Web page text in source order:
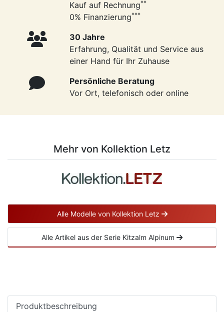
Kauf auf Rechnung**
0% Finanzierung***
30 Jahre
Erfahrung, Qualität und Service aus
einer Hand für Ihr Zuhause
Persönliche Beratung
Vor Ort, telefonisch oder online
Mehr von Kollektion Letz
Alle Modelle von Kollektion Letz
Alle Artikel aus der Serie Kitzalm Alpinum
Produktbeschreibung